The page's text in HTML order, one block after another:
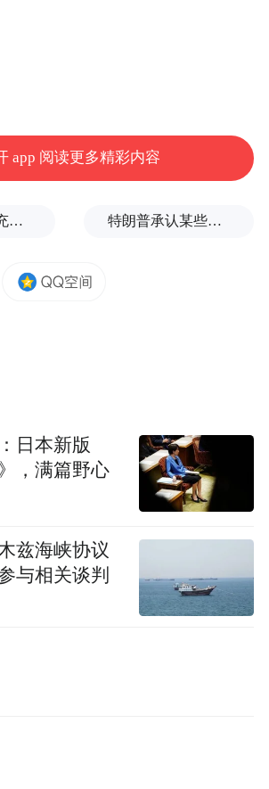
有任何驾驶资质的情况下仍
动车上道路行驶。信州大队
现驾驶人吴某某的情况，精
，信州大队通知驾驶人吴某某
app 阅读更多精彩内容
直播带货以次充好、拒不发货，算诈骗吗？ 特朗普承认某些弹药供应紧张
日本新版
，满篇野心
兹海峡协议
与相关谈判